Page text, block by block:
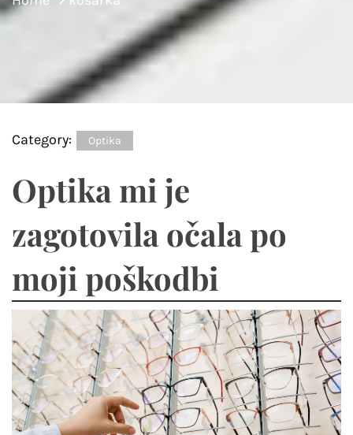
Category: Optika
Optika mi je
zagotovila očala po
moji poškodbi